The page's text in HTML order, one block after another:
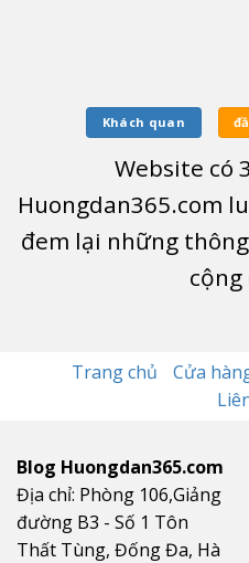
Khách quan
Website có 3
Huongdan365.com
đem lại những
Trang chủ Cửa
Blog Huongdan365.com
Địa chỉ: Phòng 106,Giảng
đường B3 - Số 1 Tôn
Thất Tùng, Đống Đa, Hà